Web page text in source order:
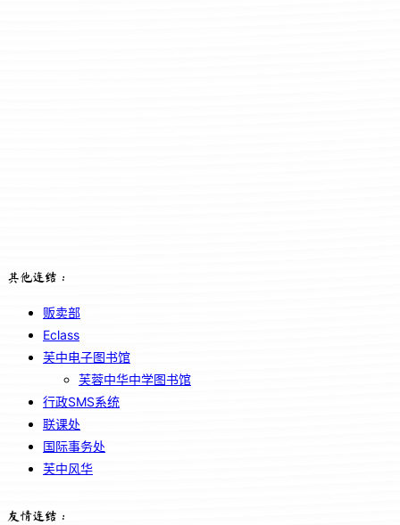
其他连结：
贩卖部
Eclass
芙中电子图书馆
芙蓉中华中学图书馆
行政SMS系统
联课处
国际事务处
芙中风华
友情连结：